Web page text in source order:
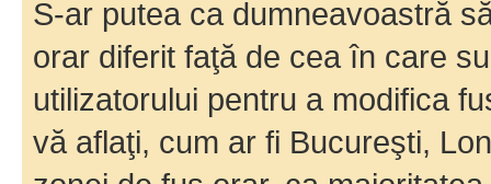
S-ar putea ca dumneavoastră
orar diferit faţă de cea în care
utilizatorului pentru a modifica
vă aflaţi, cum ar fi Bucureşti,